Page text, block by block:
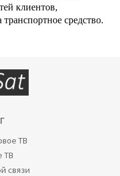
клиентов,
средство.
ТВ
ТВ
связи